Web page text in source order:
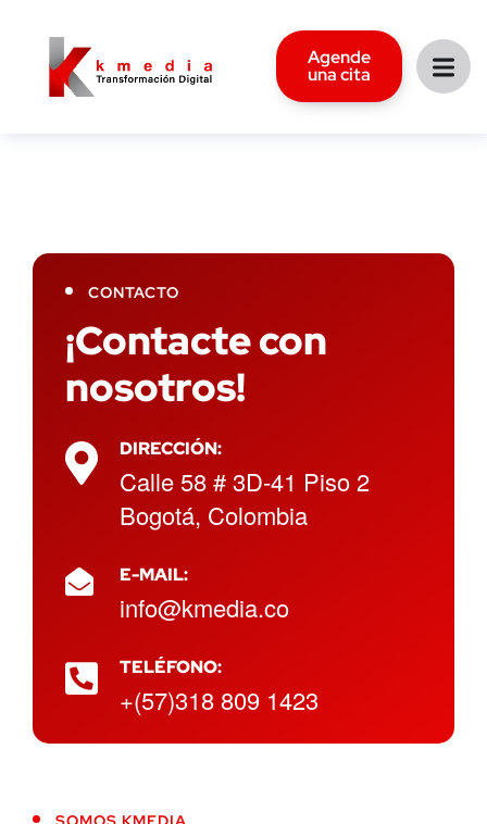
Agende
una cita
CONTACTO
¡Contacte con
nosotros!
DIRECCIÓN:
Calle 58 # 3D-41 Piso 2
Bogotá, Colombia
E-MAIL:
info@kmedia.co
TELÉFONO:
+(57)318 809 1423